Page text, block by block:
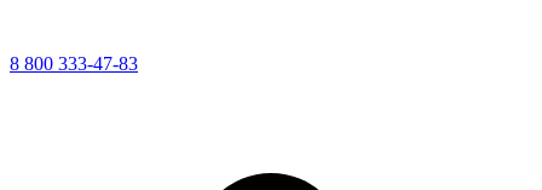
8 800 333-47-83